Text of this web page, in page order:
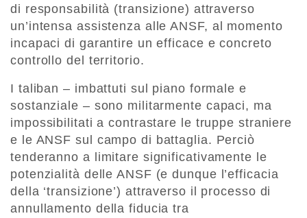
di responsabilità (transizione) attraverso
un’intensa assistenza alle ANSF, al momento
incapaci di garantire un efficace e concreto
controllo del territorio.
I taliban – imbattuti sul piano formale e
sostanziale – sono militarmente capaci, ma
impossibilitati a contrastare le truppe straniere
e le ANSF sul campo di battaglia. Perciò
tenderanno a limitare significativamente le
potenzialità delle ANSF (e dunque l’efficacia
della ‘transizione’) attraverso il processo di
annullamento della fiducia tra